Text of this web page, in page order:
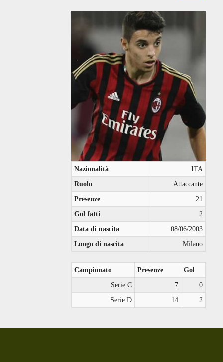
Nazionalità
ITA
Ruolo
Attaccante
Presenze
21
Gol fatti
2
Data di nascita
08/06/2003
Luogo di nascita
Milano
Campionato Presenze
Gol
Serie C
7
0
Serie D
14 2